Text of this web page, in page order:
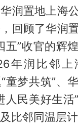
润置地上海
回顾了华润
五”收官的辉
年润比邻上
童梦共筑”、
人民美好生活
比邻同温层计